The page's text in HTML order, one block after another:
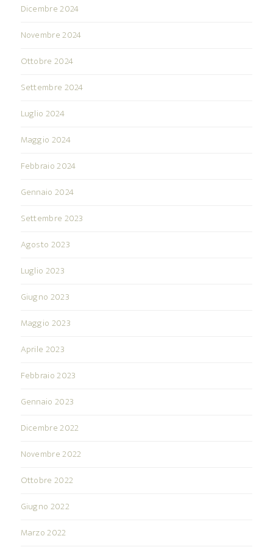
Dicembre 2024
Novembre 2024
Ottobre 2024
Settembre 2024
Luglio 2024
Maggio 2024
Febbraio 2024
Gennaio 2024
Settembre 2023
Agosto 2023
Luglio 2023
Giugno 2023
Maggio 2023
Aprile 2023
Febbraio 2023
Gennaio 2023
Dicembre 2022
Novembre 2022
Ottobre 2022
Giugno 2022
Marzo 2022